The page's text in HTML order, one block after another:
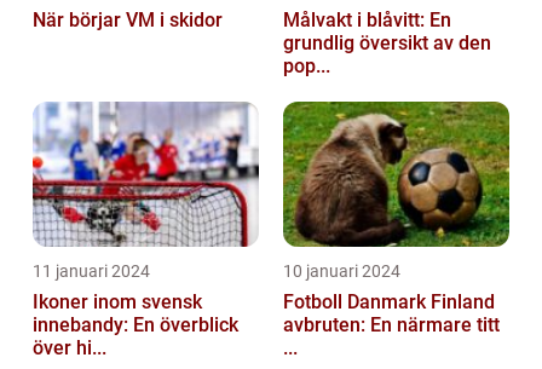
När börjar VM i skidor
Målvakt i blåvitt: En
grundlig översikt av den
pop...
11 januari 2024
Ikoner inom svensk
innebandy: En överblick
över hi...
10 januari 2024
Fotboll Danmark Finland
avbruten: En närmare titt
...